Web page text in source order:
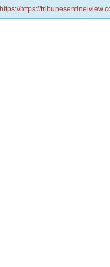
https://https://